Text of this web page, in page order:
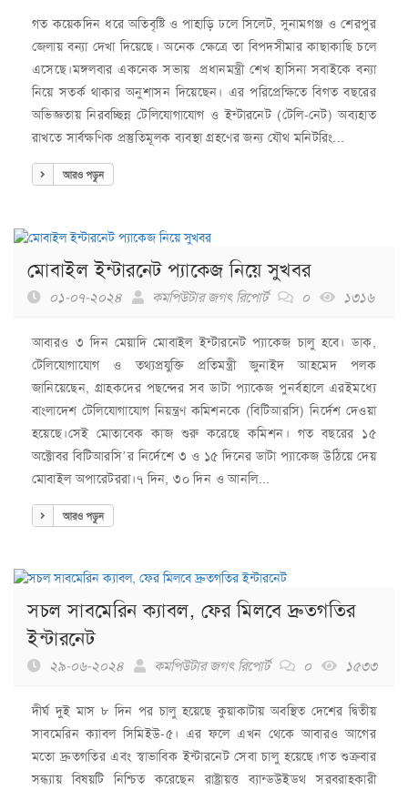
গত কয়েকদিন ধরে অতিবৃষ্টি ও পাহাড়ি ঢলে সিলেট, সুনামগঞ্জ ও শেরপুর
জেলায় বন্যা দেখা দিয়েছে। অনেক ক্ষেত্রে তা বিপদসীমার কাছাকাছি চলে
এসেছে।মঙ্গলবার একনেক সভায় প্রধানমন্ত্রী শেখ হাসিনা সবাইকে বন্যা
নিয়ে সতর্ক থাকার অনুশাসন দিয়েছেন। এর পরিপ্রেক্ষিতে বিগত বছরের
অভিজ্ঞতায় নিরবচ্ছিন্ন টেলিযোগাযোগ ও ইন্টারনেট (টেলি-নেট) অব্যহাত
রাখতে সার্বক্ষণিক প্রস্তুতিমূলক ব্যবস্থা গ্রহণের জন্য যৌথ মনিটরিং...
আরও পড়ুন
মোবাইল ইন্টারনেট প্যাকেজ নিয়ে সুখবর
০১-০৭-২০২৪ কমপিউটার জগৎ রিপোর্ট ০ ১৩১৬
আবারও ৩ দিন মেয়াদি মোবাইল ইন্টারনেট প্যাকেজ চালু হবে। ডাক,
টেলিযোগাযোগ ও তথ্যপ্রযুক্তি প্রতিমন্ত্রী জুনাইদ আহমেদ পলক
জানিয়েছেন, গ্রাহকদের পছন্দের সব ডাটা প্যাকেজ পুনর্বহালে এরইমধ্যে
বাংলাদেশ টেলিযোগাযোগ নিয়ন্ত্রণ কমিশনকে (বিটিআরসি) নির্দেশ দেওয়া
হয়েছে।সেই মোতাবেক কাজ শুরু করেছে কমিশন। গত বছরের ১৫
অক্টোবর বিটিআরসি’র নির্দেশে ৩ ও ১৫ দিনের ডাটা প্যাকেজ উঠিয়ে দেয়
মোবাইল অপারেটররা।৭ দিন, ৩০ দিন ও আনলি...
আরও পড়ুন
সচল সাবমেরিন ক্যাবল, ফের মিলবে দ্রুতগতির
ইন্টারনেট
২৯-০৬-২০২৪ কমপিউটার জগৎ রিপোর্ট ০ ১৫৩৩
দীর্ঘ দুই মাস ৮ দিন পর চালু হয়েছে কুয়াকাটায় অবস্থিত দেশের দ্বিতীয়
সাবমেরিন ক্যাবল সিমিইউ-৫। এর ফলে এখন থেকে আবারও আগের
মতো দ্রুতগতির এবং স্বাভাবিক ইন্টারনেট সেবা চালু হয়েছে।গত শুক্রবার
সন্ধ্যায় বিষয়টি নিশ্চিত করেছেন রাষ্ট্রায়ত্ত ব্যান্ডউইডথ সরবরাহকারী